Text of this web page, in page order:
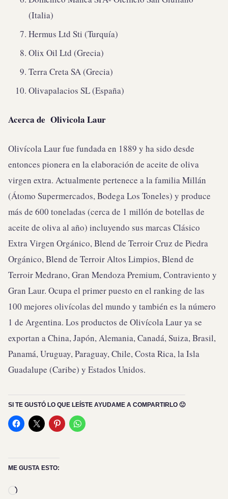
(Italia)
Hermus Ltd Sti (Turquía)
Olix Oil Ltd (Grecia)
Terra Creta SA (Grecia)
Olivapalacios SL (España)
Acerca de Olivicola Laur
Olivícola Laur fue fundada en 1889 y ha sido desde
entonces pionera en la elaboración de aceite de oliva
virgen extra. Actualmente pertenece a la familia Millán
(Átomo Supermercados, Bodega Los Toneles) y produce
más de 600 toneladas (cerca de 1 millón de botellas de
aceite de oliva al año) incluyendo sus marcas Clásico
Extra Virgen Orgánico, Blend de Terroir Cruz de Piedra
Orgánico, Blend de Terroir Altos Limpios, Blend de
Terroir Medrano, Gran Mendoza Premium, Contraviento y
Gran Laur. Ocupa el primer puesto en el ranking de las
100 mejores olivícolas del mundo y también es la número
1 de Argentina. Los productos de Olivícola Laur ya se
exportan a China, Japón, Alemania, Canadá, Suiza, Brasil,
Panamá, Uruguay, Paraguay, Chile, Costa Rica, la Isla
Guadalupe (Caribe) y Estados Unidos.
SI TE GUSTÓ LO QUE LEÍSTE AYUDAME A COMPARTIRLO 🙂
ME GUSTA ESTO:
Cargando...